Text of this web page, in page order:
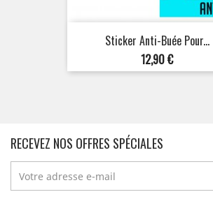
Sticker Anti-Buée Pour...
Prix
12,90 €
RECEVEZ NOS OFFRES SPÉCIALES